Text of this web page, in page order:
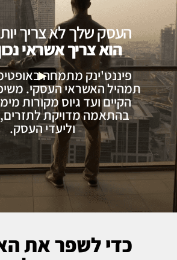
העסק שלך לא צריך
הוא צריך אשראי
פיננט'ינק מתמחה
תמהיל האשראי העסקי.
הקיים ועד גיוס מקורות
בהתאמה מדויקת
וליעדי העסק.
כדי לשפר את